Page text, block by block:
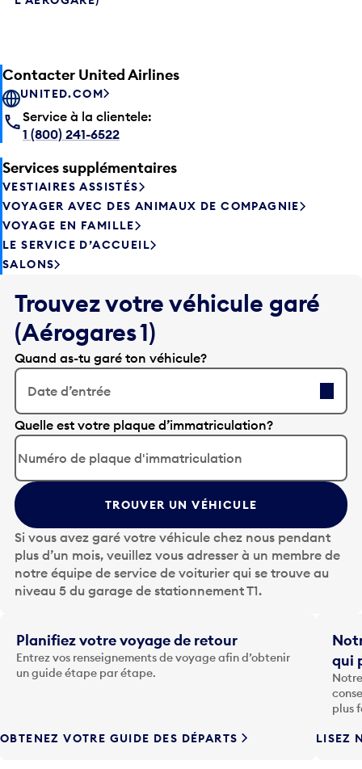
UNITED.COM
Service à la clientele:
1 (800) 241-6522
VESTIAIRES ASSISTÉS
VOYAGER AVEC DES ANIMAUX DE COMPAGNIE
VOYAGE EN FAMILLE
LE SERVICE D’ACCUEIL
SALONS
(Aérogares 1)
Quand as-tu garé ton véhicule?
Date d’entrée
A
p
p
u
y
e
z
s
u
r
l
a
o
u
c
l
Quelle est votre plaque d’immatriculation?
Si vous avez garé votre véhicule chez nous pendant
plus d’un mois, veuillez vous adresser à un membre de
notre équipe de service de voiturier qui se trouve au
niveau 5 du garage de stationnement T1.
Entrez vos renseignements de voyage afin d’obtenir
un guide étape par étape.
qui
plus